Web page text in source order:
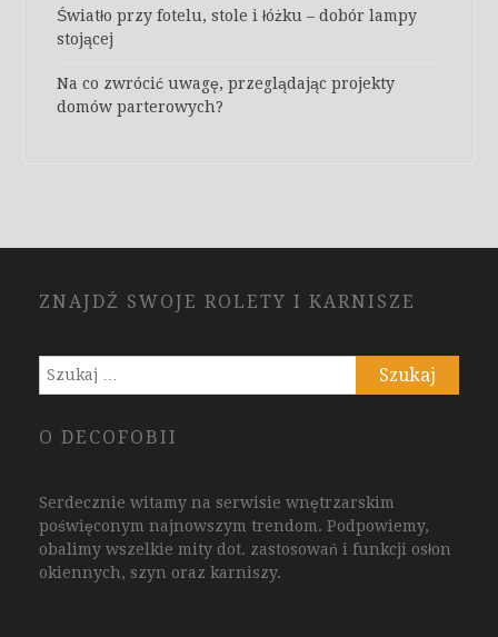
Światło przy fotelu, stole i łóżku – dobór lampy
stojącej
Na co zwrócić uwagę, przeglądając projekty
domów parterowych?
ZNAJDŹ SWOJE ROLETY I KARNISZE
Szukaj:
O DECOFOBII
Serdecznie witamy na serwisie wnętrzarskim
poświęconym najnowszym trendom. Podpowiemy,
obalimy wszelkie mity dot. zastosowań i funkcji osłon
okiennych, szyn oraz karniszy.